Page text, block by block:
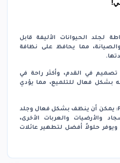
لجلد الحيوانات الأليفة قابل
مما يحافظ على نظافة
في القدم، وأكثر راحة في
بشكل فعال للتلميع، مما يؤدي
PULISCI I PELI DEGLI ANIMALI: يمكن أن ينظف بشكل فعال وجلد
والأرضيات والعربات الأخرى،
حلولاً أفضل لتطهير عائلات